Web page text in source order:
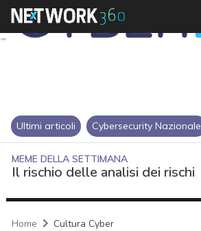
Ultimi articoli Cybersecurity Nazionale
MEME DELLA SETTIMANA
Il rischio delle analisi dei rischi
Home Cultura Cyber